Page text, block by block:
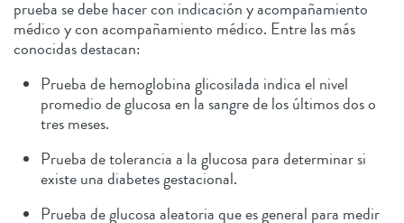
prueba se debe hacer con indicación y acompañamiento
médico y con acompañamiento médico. Entre las más
conocidas destacan:
Prueba de hemoglobina glicosilada indica el nivel
promedio de glucosa en la sangre de los últimos dos o
tres meses.
Prueba de tolerancia a la glucosa para determinar si
existe una diabetes gestacional.
Prueba de glucosa aleatoria que es general para medir